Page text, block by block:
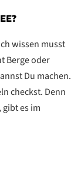
wissen musst
Berge oder
Du machen.
checkst. Denn
es im